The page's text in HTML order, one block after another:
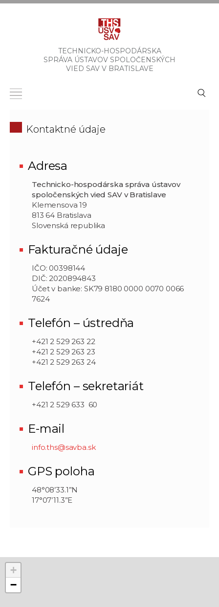
TECHNICKO-HOSPODÁRSKA
SPRÁVA ÚSTAVOV SPOLOČENSKÝCH
VIED SAV V BRATISLAVE
Kontaktné údaje
Adresa
Technicko-hospodárska správa ústavov
spoločenských vied SAV v Bratislave
Klemensova 19
813 64 Bratislava
Slovenská republika
Fakturačné údaje
IČO: 00398144
DIČ: 2020894843
Účet v banke: SK79 8180 0000 0070 0066
7624
Telefón – ústredňa
+421 2 529 263 22
+421 2 529 263 23
+421 2 529 263 24
Telefón – sekretariát
+421 2 529 633 60
E-mail
info.ths@savba.sk
GPS poloha
48°08’33.1”N
17°07’11.3”E
+
−